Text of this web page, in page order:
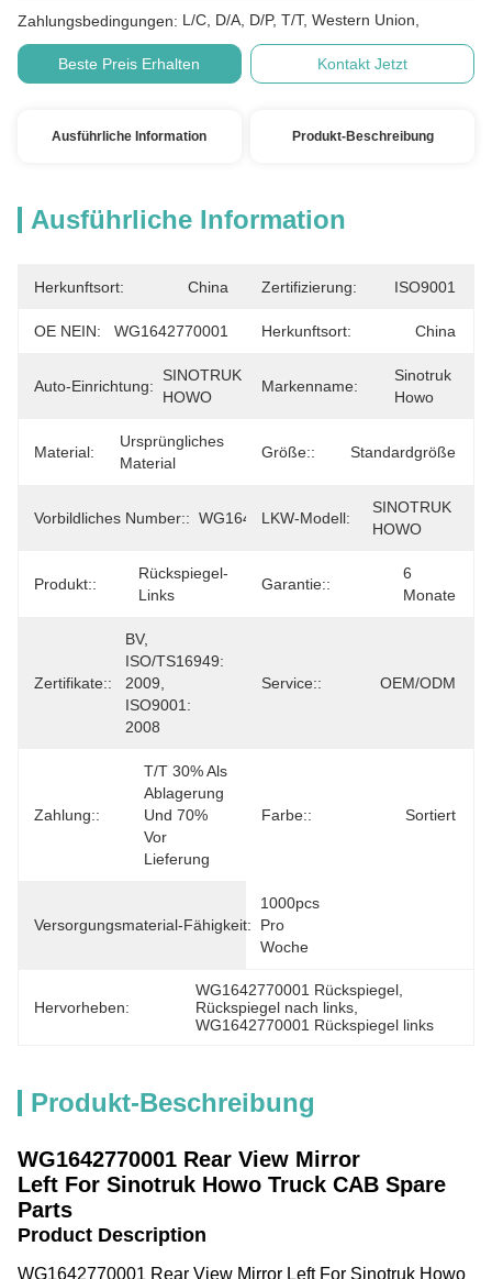
Zahlungsbedingungen: L/C, D/A, D/P, T/T, Western Union,
Beste Preis Erhalten Kontakt Jetzt
Ausführliche Information Produkt-Beschreibung
Ausführliche Information
Herkunftsort: China Zertifizierung: ISO9001
OE NEIN: WG1642770001 Herkunftsort: China
Auto-Einrichtung:
SINOTRUK
HOWO
Markenname:
Sinotruk
Howo
Material:
Ursprüngliches
Material
Größe:: Standardgröße
Vorbildliches Number:: WG1642770001
LKW-Modell:
SINOTRUK
HOWO
Produkt::
Rückspiegel-
Links
Garantie::
6
Monate
Zertifikate::
BV,
ISO/TS16949:
2009,
ISO9001:
2008
Service:: OEM/ODM
Zahlung::
T/T 30% Als
Ablagerung
Und 70%
Vor
Lieferung
Farbe:: Sortiert
Versorgungsmaterial-Fähigkeit:
1000pcs
Pro
Woche
Hervorheben:
WG1642770001 Rückspiegel
Rückspiegel nach links
WG1642770001 Rückspiegel links
Produkt-Beschreibung
WG1642770001 Rear View Mirror
Left For Sinotruk Howo Truck CAB Spare
Parts
Product Description
WG1642770001 Rear View Mirror Left For Sinotruk Howo